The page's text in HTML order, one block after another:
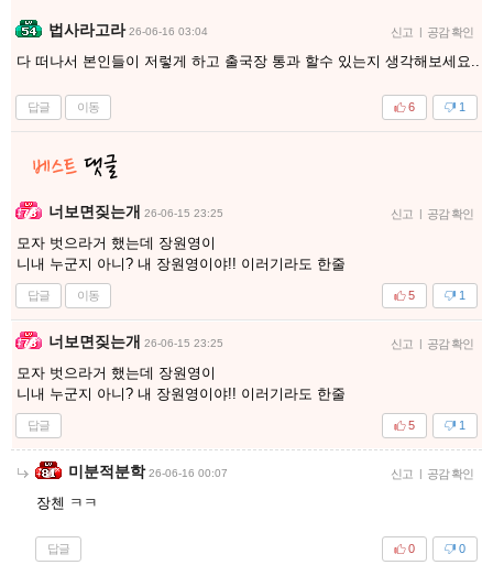
법사라고라 26-06-16 03:04 신고 | 공감 확인
다 떠나서 본인들이 저렇게 하고 출국장 통과 할수 있는지 생각해보세요..
답글 이동 1
6
너보면짖는개 26-06-15 23:25 신고 | 공감 확인
모자 벗으라거 했는데 장원영이
니내 누군지 아니? 내 장원영이야!! 이러기라도 한줄
답글 이동 1
5
너보면짖는개 26-06-15 23:25 신고 | 공감 확인
모자 벗으라거 했는데 장원영이
니내 누군지 아니? 내 장원영이야!! 이러기라도 한줄
답글 1
5
미분적분학 26-06-16 00:07 신고 | 공감 확인
장첸 ㅋㅋ
답글 0
0